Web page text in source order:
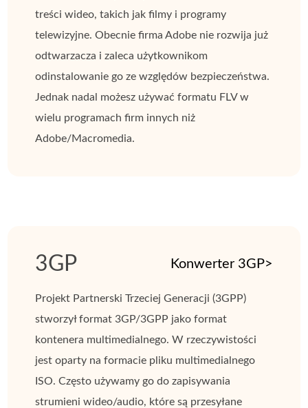
treści wideo, takich jak filmy i programy
telewizyjne. Obecnie firma Adobe nie rozwija już
odtwarzacza i zaleca użytkownikom
odinstalowanie go ze względów bezpieczeństwa.
Jednak nadal możesz używać formatu FLV w
wielu programach firm innych niż
Adobe/Macromedia.
3GP Konwerter 3GP>
Projekt Partnerski Trzeciej Generacji (3GPP)
stworzył format 3GP/3GPP jako format
kontenera multimedialnego. W rzeczywistości
jest oparty na formacie pliku multimedialnego
ISO. Często używamy go do zapisywania
strumieni wideo/audio, które są przesyłane